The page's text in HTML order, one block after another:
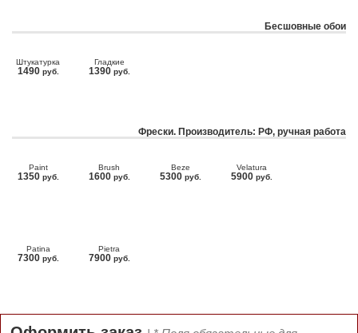
Бесшовные обои
Штукатурка
1490 руб.
Гладкие
1390 руб.
Фрески. Производитель: РФ, ручная работа
Paint
1350 руб.
Brush
1600 руб.
Beze
5300 руб.
Velatura
5900 руб.
Patina
7300 руб.
Pietra
7900 руб.